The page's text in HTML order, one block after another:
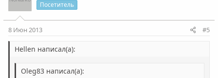
т т
Посетитель
8 Июн 2013 #5
Hellen написал(а):
Oleg83 написал(а):